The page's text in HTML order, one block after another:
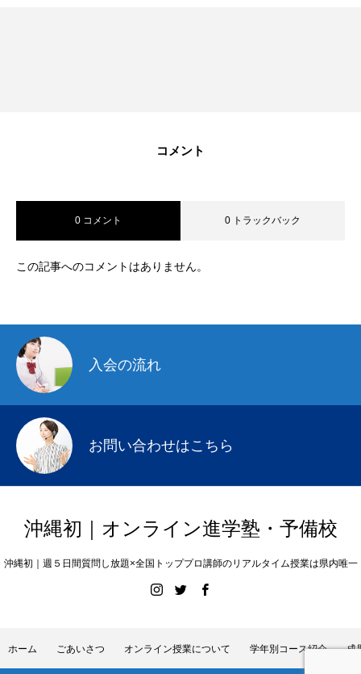
コメント
0 コメント 0 トラックバック
この記事へのコメントはありません。
入会の流れ
お問い合わせはこちら
沖縄初｜オンライン進学塾・予備校
沖縄初｜週５日間質問し放題×全国トッププロ講師のリアルタイム授業は県内唯一
ホーム ごあいさつ オンライン授業について 学年別コース紹介 成